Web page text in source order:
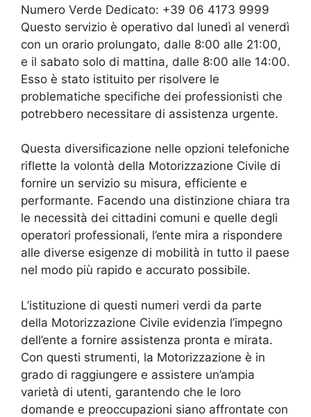
Numero Verde Dedicato: +39 06 4173 9999
Questo servizio è operativo dal lunedì al venerdì
con un orario prolungato, dalle 8:00 alle 21:00,
e il sabato solo di mattina, dalle 8:00 alle 14:00.
Esso è stato istituito per risolvere le
problematiche specifiche dei professionisti che
potrebbero necessitare di assistenza urgente.
Questa diversificazione nelle opzioni telefoniche
riflette la volontà della Motorizzazione Civile di
fornire un servizio su misura, efficiente e
performante. Facendo una distinzione chiara tra
le necessità dei cittadini comuni e quelle degli
operatori professionali, l’ente mira a rispondere
alle diverse esigenze di mobilità in tutto il paese
nel modo più rapido e accurato possibile.
L’istituzione di questi numeri verdi da parte
della Motorizzazione Civile evidenzia l’impegno
dell’ente a fornire assistenza pronta e mirata.
Con questi strumenti, la Motorizzazione è in
grado di raggiungere e assistere un’ampia
varietà di utenti, garantendo che le loro
domande e preoccupazioni siano affrontate con